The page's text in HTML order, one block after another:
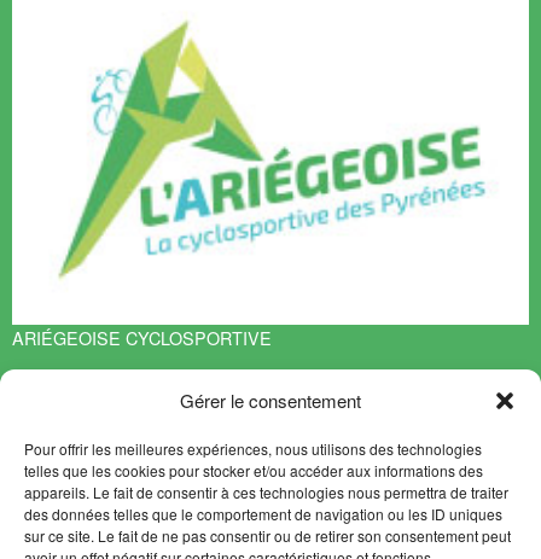
Gérer le consentement
Pour offrir les meilleures expériences, nous utilisons des technologies
telles que les cookies pour stocker et/ou accéder aux informations des
appareils. Le fait de consentir à ces technologies nous permettra de traiter
des données telles que le comportement de navigation ou les ID uniques
sur ce site. Le fait de ne pas consentir ou de retirer son consentement peut
ARIÉGEOISE CYCLOSPORTIVE
EN SAVOIR PLUS
Contact
Plan du site